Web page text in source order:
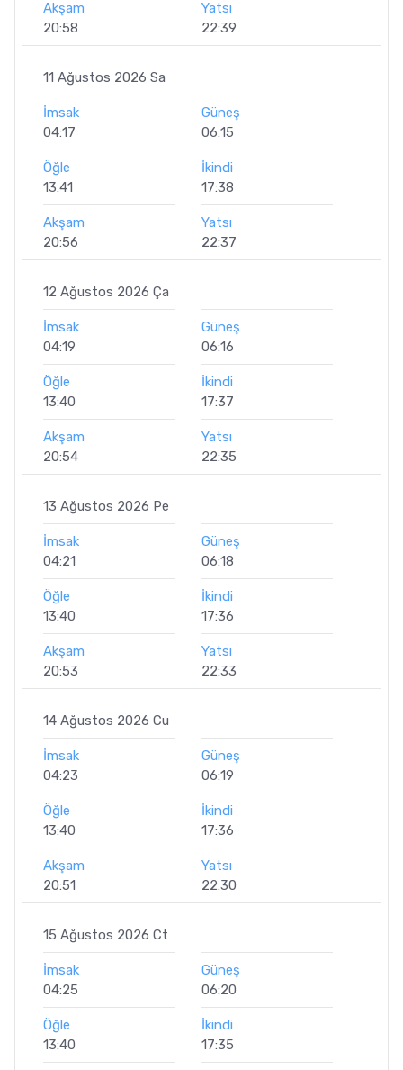
Akşam
20:58
Yatsı
22:39
11 Ağustos 2026 Sa
İmsak
04:17
Güneş
06:15
Öğle
13:41
İkindi
17:38
Akşam
20:56
Yatsı
22:37
12 Ağustos 2026 Ça
İmsak
04:19
Güneş
06:16
Öğle
13:40
İkindi
17:37
Akşam
20:54
Yatsı
22:35
13 Ağustos 2026 Pe
İmsak
04:21
Güneş
06:18
Öğle
13:40
İkindi
17:36
Akşam
20:53
Yatsı
22:33
14 Ağustos 2026 Cu
İmsak
04:23
Güneş
06:19
Öğle
13:40
İkindi
17:36
Akşam
20:51
Yatsı
22:30
15 Ağustos 2026 Ct
İmsak
04:25
Güneş
06:20
Öğle
13:40
İkindi
17:35